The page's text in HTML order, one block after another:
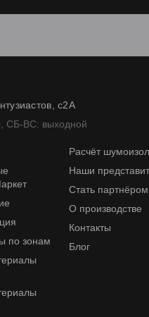
с2А
СБ-ВС: выходной
по зонам
Расчёт
Наши
Стать партнёром
О производстве
Контакты
Блог